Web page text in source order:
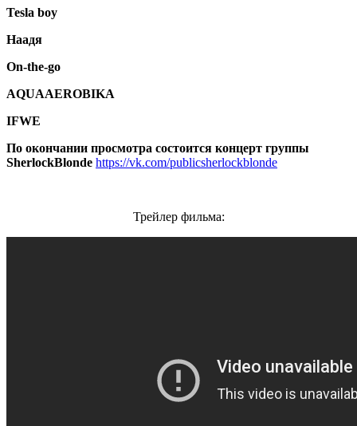
Tesla boy
Наадя
On-the-go
AQUAAEROBIKA
IFWE
По окончании просмотра состоится концерт группы
SherlockBlonde https://vk.com/publicsherlockblonde
Трейлер фильма: